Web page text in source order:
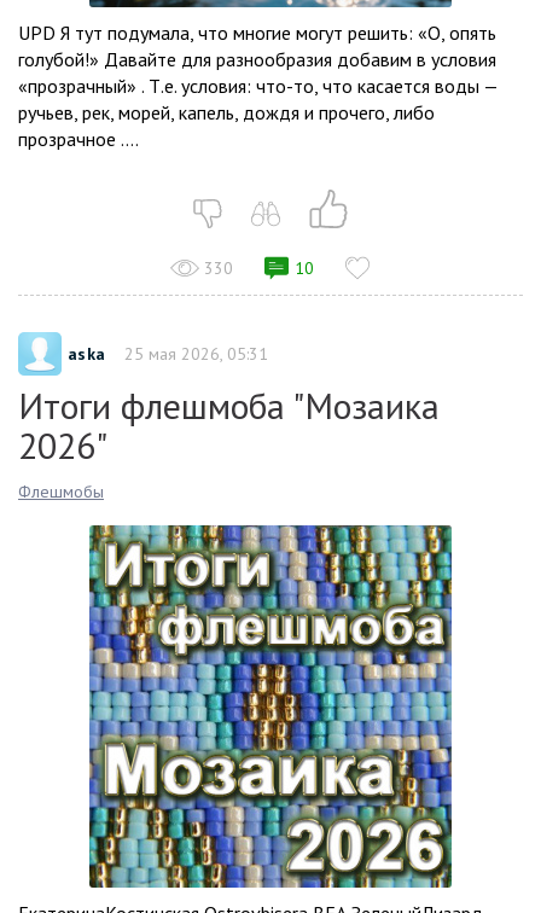
UPD Я тут подумала, что многие могут решить: «О, опять
голубой!» Давайте для разнообразия добавим в условия
«прозрачный» . Т.е. условия: что-то, что касается воды —
ручьев, рек, морей, капель, дождя и прочего, либо
прозрачное ....
330 10
aska 25 мая 2026, 05:31
Итоги флешмоба "Мозаика
2026"
Флешмобы